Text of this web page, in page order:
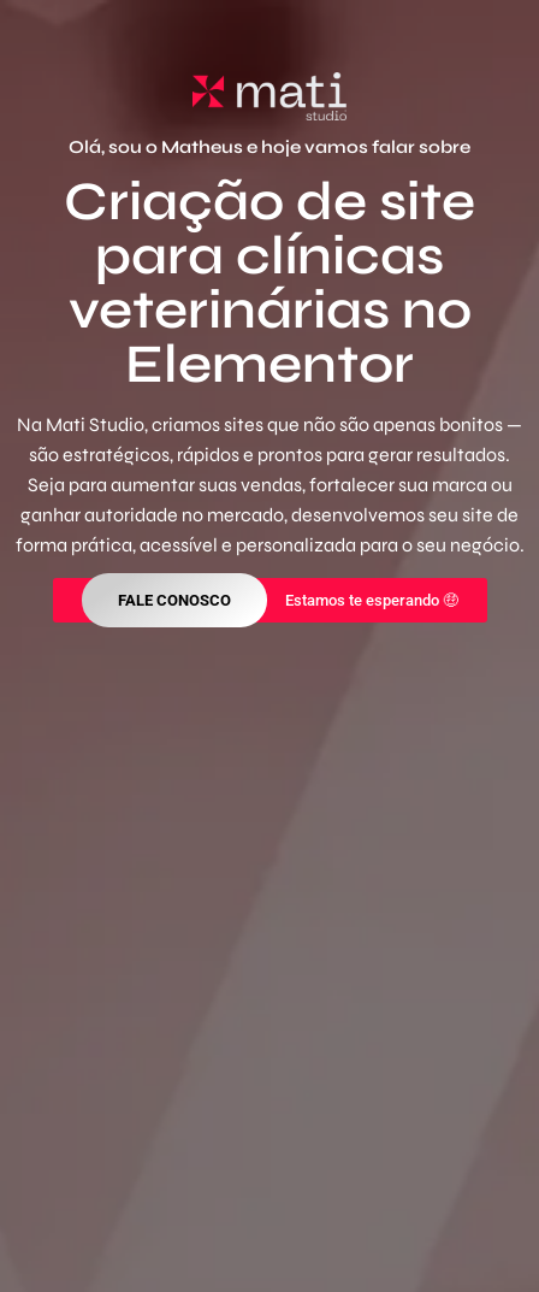
Olá, sou o Matheus e hoje vamos falar sobre
Criação de site
para clínicas
veterinárias no
Elementor
Na Mati Studio, criamos sites que não são apenas bonitos —
são estratégicos, rápidos e prontos para gerar resultados.
Seja para aumentar suas vendas, fortalecer sua marca ou
ganhar autoridade no mercado, desenvolvemos seu site de
forma prática, acessível e personalizada para o seu negócio.
FALE CONOSCO Estamos te esperando 🤑